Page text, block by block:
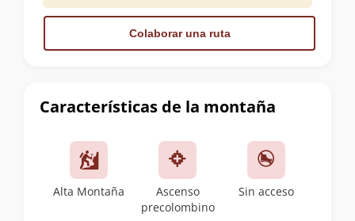
Características de la montaña
Alta Montaña
Ascenso
precolombino
Sin acceso
Colaborar una ruta